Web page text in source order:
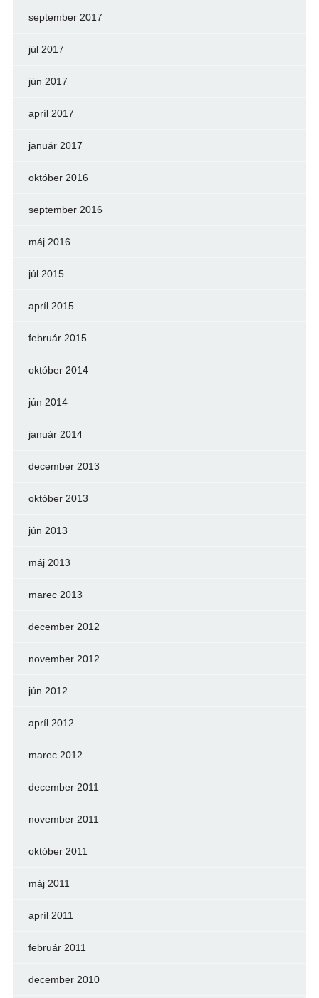
september 2017
júl 2017
jún 2017
apríl 2017
január 2017
október 2016
september 2016
máj 2016
júl 2015
apríl 2015
február 2015
október 2014
jún 2014
január 2014
december 2013
október 2013
jún 2013
máj 2013
marec 2013
december 2012
november 2012
jún 2012
apríl 2012
marec 2012
december 2011
november 2011
október 2011
máj 2011
apríl 2011
február 2011
december 2010